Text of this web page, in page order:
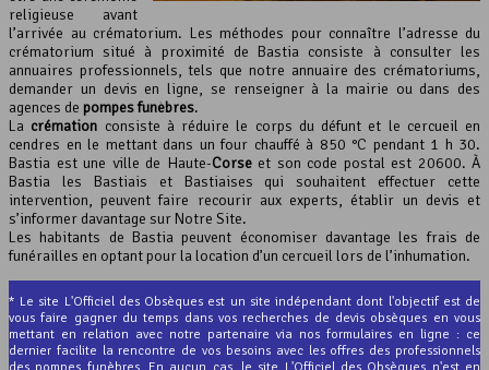
religieuse avant
l’arrivée au crématorium. Les méthodes pour connaître l’adresse du
crématorium situé à proximité de Bastia consiste à consulter les
annuaires professionnels, tels que notre annuaire des crématoriums,
demander un devis en ligne, se renseigner à la mairie ou dans des
agences de pompes funèbres.
La crémation consiste à réduire le corps du défunt et le cercueil en
cendres en le mettant dans un four chauffé à 850 °C pendant 1 h 30.
Bastia est une ville de Haute-Corseet son code postal est 20600. À
Bastia les Bastiais et Bastiaises qui souhaitent effectuer cette
intervention, peuvent faire recourir aux experts, établir un devis et
s’informer davantage sur Notre Site.
Les habitants de Bastia peuvent économiser davantage les frais de
funérailles en optant pour la location d’un cercueil lors de l’inhumation.
* Le site L'Officiel des Obsèques est un site indépendant dont l'objectif est de
vous faire gagner du temps dans vos recherches de devis obsèques en vous
mettant en relation avec notre partenaire via nos formulaires en ligne : ce
dernier facilite la rencontre de vos besoins avec les offres des professionnels